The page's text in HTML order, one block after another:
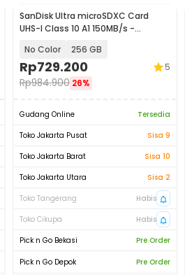
SanDisk Ultra microSDXC Card
UHS-I Class 10 A1 150MB/s -
No Color 256 GB
Rp729.200
Rp984.900 26%
5
Gudang Online
Tersedia
Toko Jakarta Pusat
Sisa 9
Toko Jakarta Barat
Sisa 10
Toko Jakarta Utara
Sisa 2
Toko Tangerang
Habis
Toko Cikupa
Habis
Pick n Go Bekasi
Pre Order
Pick n Go Depok Pre Order